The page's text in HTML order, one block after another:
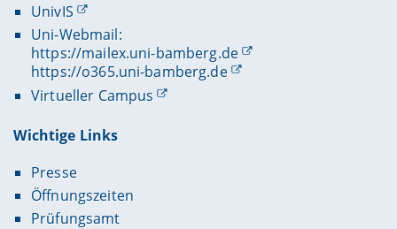
UnivIS
Uni-Webmail:
https://mailex.uni-bamberg.de
https://o365.uni-bamberg.de
Virtueller Campus
Wichtige Links
Presse
Öffnungszeiten
Prüfungsamt